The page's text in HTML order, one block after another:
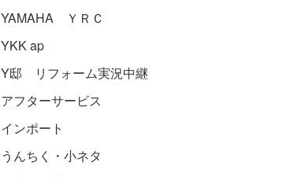
YAMAHA ＹＲＣ
YKK ap
Y邸 リフォーム実況中継
アフターサービス
インポート
うんちく・小ネタ